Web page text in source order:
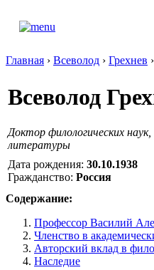
Главная › Всеволод › Грехнев ›
Всеволод
Доктор филологических
литературы
Дата рождения: 30.10.1938
Гражданство: Россия
Содержание:
Профессор Василий
Членство в
Авторский вклад в
Наследие